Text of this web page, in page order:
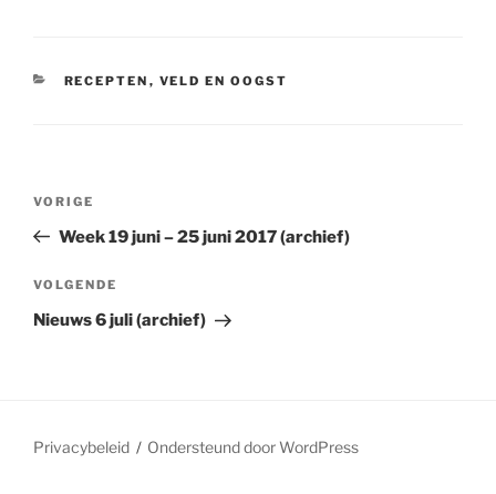
CATEGORIEËN
RECEPTEN , VELD EN OOGST
Vorig
bericht
VORIGE
Week 19 juni – 25 juni 2017 (archief)
Volgend
bericht
VOLGENDE
Nieuws 6 juli (archief)
Privacybeleid Ondersteund door WordPress